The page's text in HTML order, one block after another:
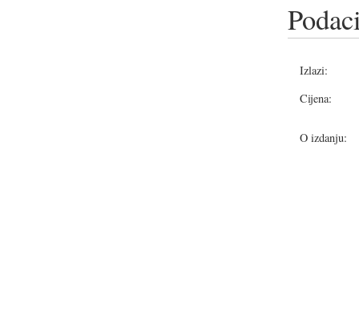
Izlazi:
Cijena:
O izdanju: